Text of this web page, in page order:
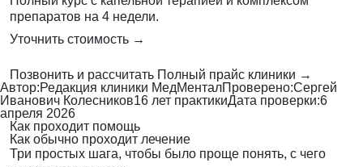
препаратов на 4 недели.
Уточнить стоимость →
Позвонить и рассчитать Полный прайс клиники →
Автор:Редакция клиники МедМенталПроверено:Сергей
Иванович Колесников16 лет практикиДата проверки:6
апреля 2026
Как проходит помощь
Как обычно проходит лечение
Три простых шага, чтобы было проще понять, с чего